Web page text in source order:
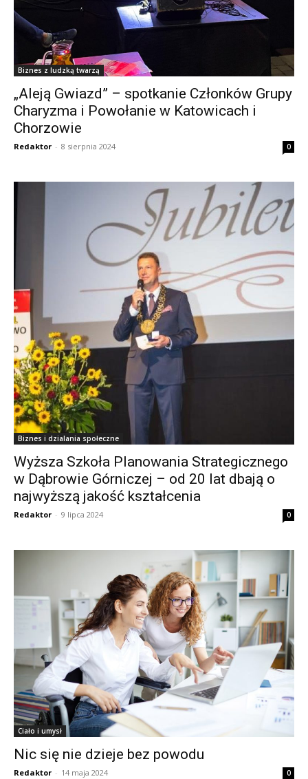
Biznes z ludzką twarzą
„Aleją Gwiazd” – spotkanie Członków Grupy
Charyzma i Powołanie w Katowicach i
Chorzowie
Redaktor - 8 sierpnia 2024 0
Biznes i dzialania społeczne
Wyższa Szkoła Planowania Strategicznego
w Dąbrowie Górniczej – od 20 lat dbają o
najwyższą jakość kształcenia
Redaktor - 9 lipca 2024 0
Ciało i umysł
Nic się nie dzieje bez powodu
Redaktor - 14 maja 2024 0